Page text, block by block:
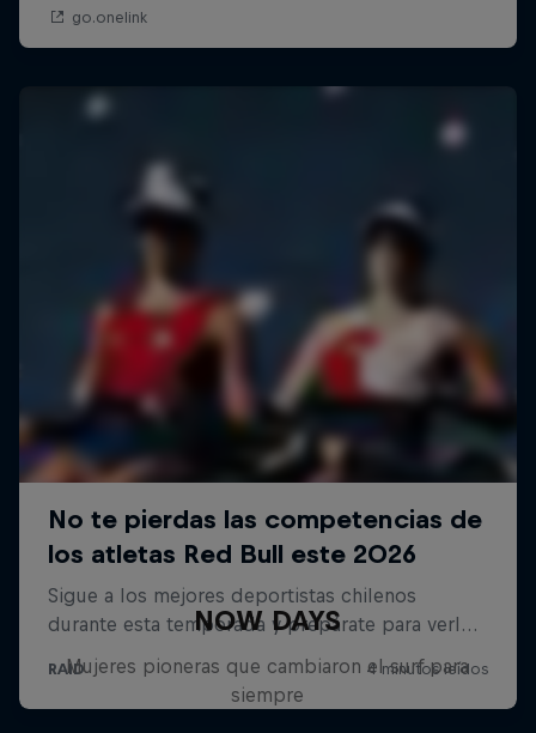
NOW DAYS
Mujeres pioneras que cambiaron el surf para
siempre